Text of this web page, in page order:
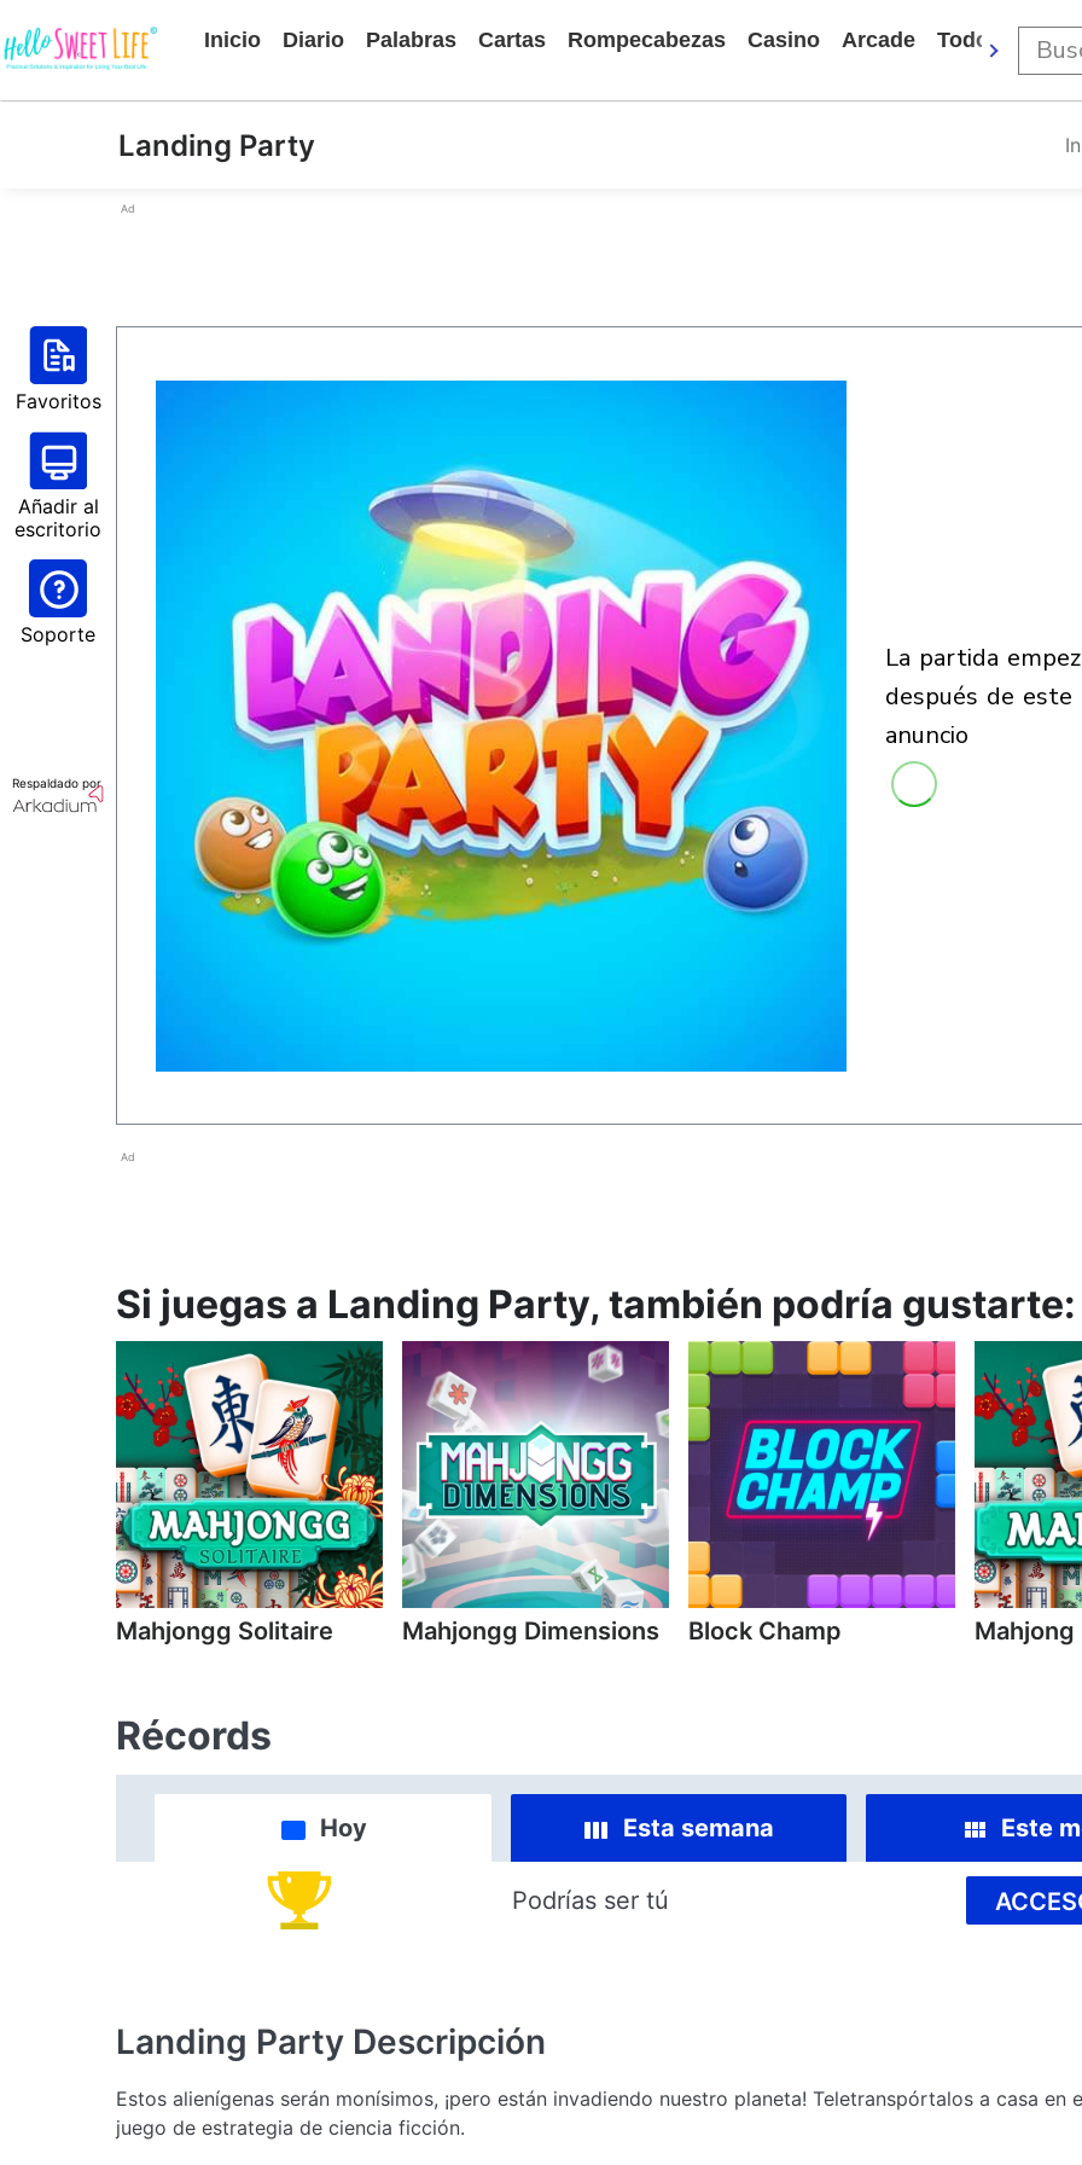
Inicio Diario Palabras Cartas Rompecabezas Casino Arcade Todos Los
Landing Party
Ad
Favoritos
Añadir al
escritorio
Soporte
Respaldado por
la partida empezará
después de este
anuncio
Ad
Si juegas a Landing Party, también podría gustarte:
Mahjongg Solitaire Mahjongg Dimensions Block Champ Mahjong
Récords
Hoy Esta semana Este
Podrías ser tú
Landing Party Descripción
Estos alienígenas serán monísimos, ¡pero están invadiendo nuestro planeta! Teletranspórtalos a casa en
juego de estrategia de ciencia ficción.